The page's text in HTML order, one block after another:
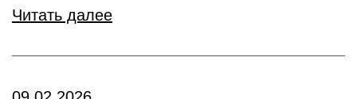
Читать далее